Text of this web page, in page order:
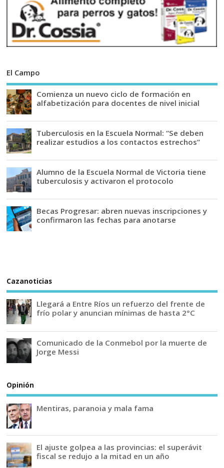
El Campo
Comienza un nuevo ciclo de formación en
alfabetización para docentes de nivel inicial
Tuberculosis en la Escuela Normal: “Se deben
realizar estudios a los contactos estrechos”
Alumno de la Escuela Normal de Victoria tiene
tuberculosis y activaron el protocolo
Becas Progresar: abren nuevas inscripciones y
confirmaron las fechas para anotarse
Cazanoticias
Llegará a Entre Ríos un refuerzo del frente de
frío polar y anuncian mínimas de hasta 2°C
Comunicado de la Conmebol por la muerte de
Jorge Messi
Opinión
Mentiras, paranoia y mala fama
El ajuste golpea a las provincias: el superávit
fiscal se redujo a la mitad en un año